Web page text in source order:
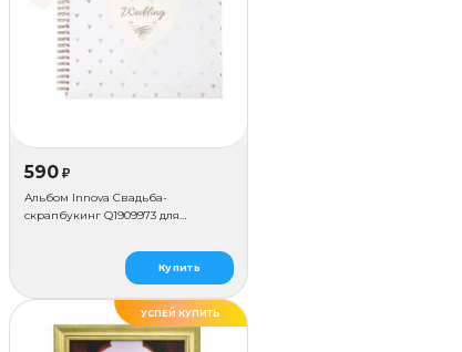
590 ₽
Альбом Innova Свадьба-
скрапбукинг Q1909973 для
Купить
УСПЕЙ КУПИТЬ
ДЕЛАЕМ САМИ